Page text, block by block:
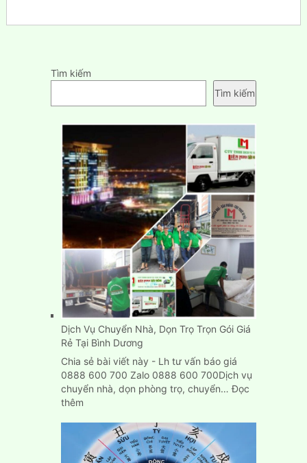
Tìm kiếm
Tìm kiếm
Dịch Vụ Chuyển Nhà, Dọn Trọ Trọn Gói Giá
Rẻ Tại Bình Dương
Chia sẻ bài viết này - Lh tư vấn báo giá
0888 600 700 Zalo 0888 600 700Dịch vụ
chuyển nhà, dọn phòng trọ, chuyển…Đọc
thêm:
Chuyển
Nhà,